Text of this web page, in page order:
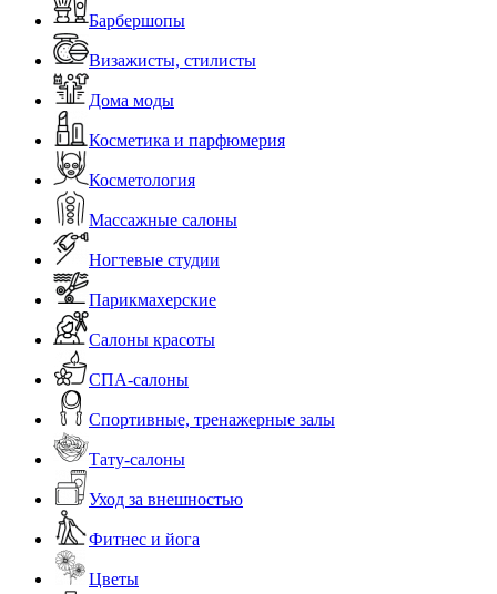
Барбершопы
Визажисты, стилисты
Дома моды
Косметика и парфюмерия
Косметология
Массажные салоны
Ногтевые студии
Парикмахерские
Салоны красоты
СПА-салоны
Спортивные, тренажерные залы
Тату-салоны
Уход за внешностью
Фитнес и йога
Цветы